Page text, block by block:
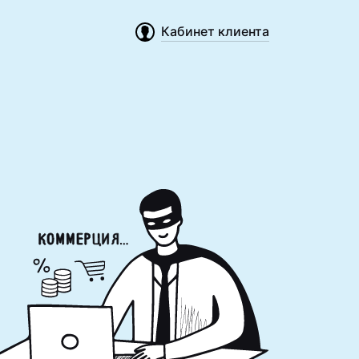
Кабинет клиента